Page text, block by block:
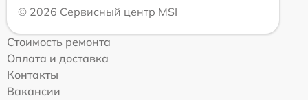
© 2026 Сервисный центр MSI
Стоимость ремонта
Оплата и доставка
Контакты
Вакансии